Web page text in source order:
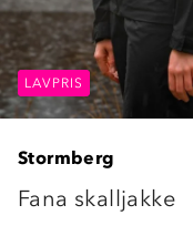
LAVPRIS
LAVPRIS
Stormberg
Fana skalljakke